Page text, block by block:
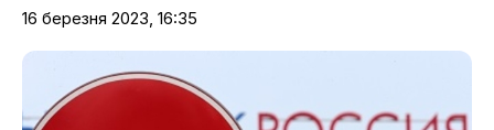
16 березня 2023, 16:35